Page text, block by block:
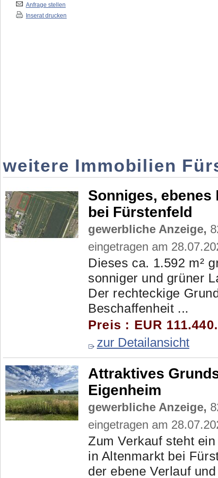
Anfrage stellen
Inserat drucken
weitere Immobilien
Sonniges,
bei Fürstenfeld
gewerbliche Anzeige,
eingetragen am
Dieses ca. 1.592 m²
sonniger und grüner
Der rechteckige
Beschaffenheit ...
Preis : EUR
zur Detailansicht
Attraktives
Eigenheim
gewerbliche Anzeige,
eingetragen am
Zum Verkauf steht
in Altenmarkt bei
der ebene Verlauf